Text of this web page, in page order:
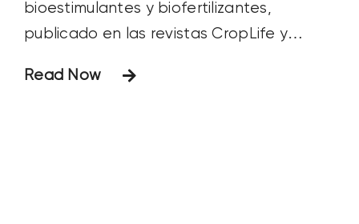
bioestimulantes y biofertilizantes,
publicado en las revistas CropLife y
analiza el creciente papel de estos
Read Now